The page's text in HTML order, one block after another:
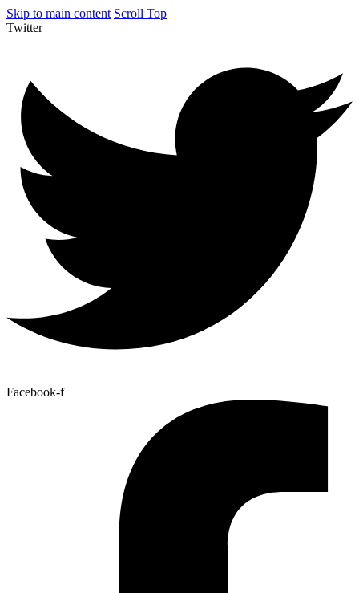
Skip to main content Scroll Top
Twitter
Facebook-f